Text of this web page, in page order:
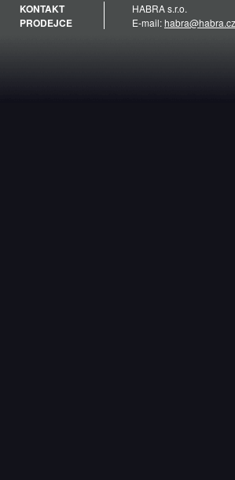
KONTAKT
PRODEJCE
HABRA s.r.o.
E-mail:habra@habra.cz